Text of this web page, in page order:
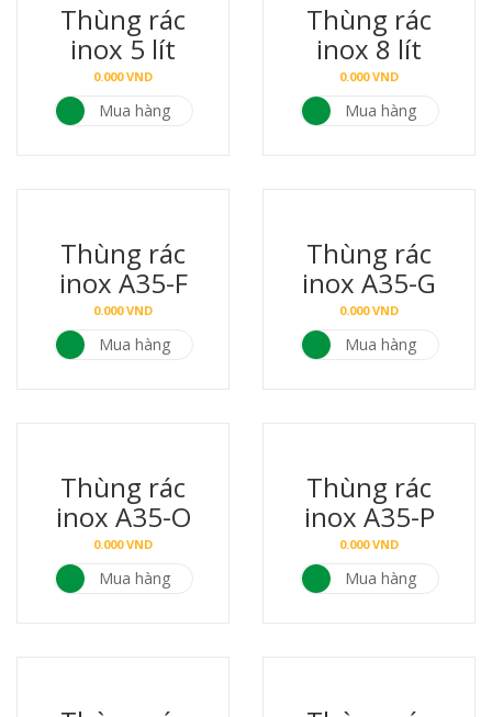
Thùng rác
inox 5 lít
0.000VND
Mua hàng
Thùng rác
inox 8 lít
0.000VND
Mua hàng
Thùng rác
inox A35-F
0.000VND
Mua hàng
Thùng rác
inox A35-G
0.000VND
Mua hàng
Thùng rác
inox A35-O
0.000VND
Mua hàng
Thùng rác
inox A35-P
0.000VND
Mua hàng